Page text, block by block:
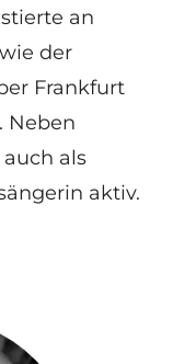
an
der
Frankfurt
Neben
als
aktiv.